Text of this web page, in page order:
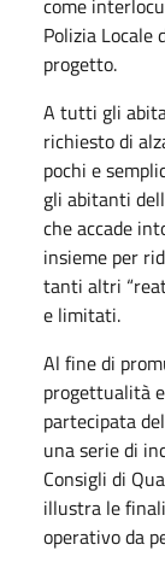
Polizia Locale
progetto.
A tutti gli
richiesto di
pochi e
gli abitanti
che accade
insieme per
tanti altri
e limitati.
Al fine di
progettualità
partecipata
una serie di
Consigli di
illustra le
operativo da